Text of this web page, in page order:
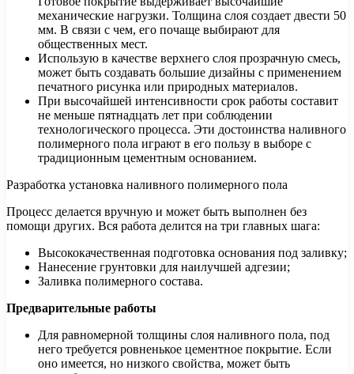
механические нагрузки. Толщина слоя создает двести 50
мм. В связи с чем, его почаще выбирают для
общественных мест.
Использую в качестве верхнего слоя прозрачную смесь,
может быть создавать большие дизайны с применением
печатного рисунка или природных материалов.
При высочайшей интенсивности срок работы составит
не меньше пятнадцать лет при соблюдении
технологического процесса. Эти достоинства наливного
полимерного пола играют в его пользу в выборе с
традиционным цементным основанием.
Разработка установка наливного полимерного пола
Процесс делается вручную и может быть выполнен без
помощи других. Вся работа делится на три главных шага:
Высококачественная подготовка основания под заливку;
Нанесение грунтовки для наилучшей адгезии;
Заливка полимерного состава.
Предварительные работы
Для равномерной толщины слоя наливного пола, под
него требуется ровненькое цементное покрытие. Если
оно имеется, но низкого свойства, может быть